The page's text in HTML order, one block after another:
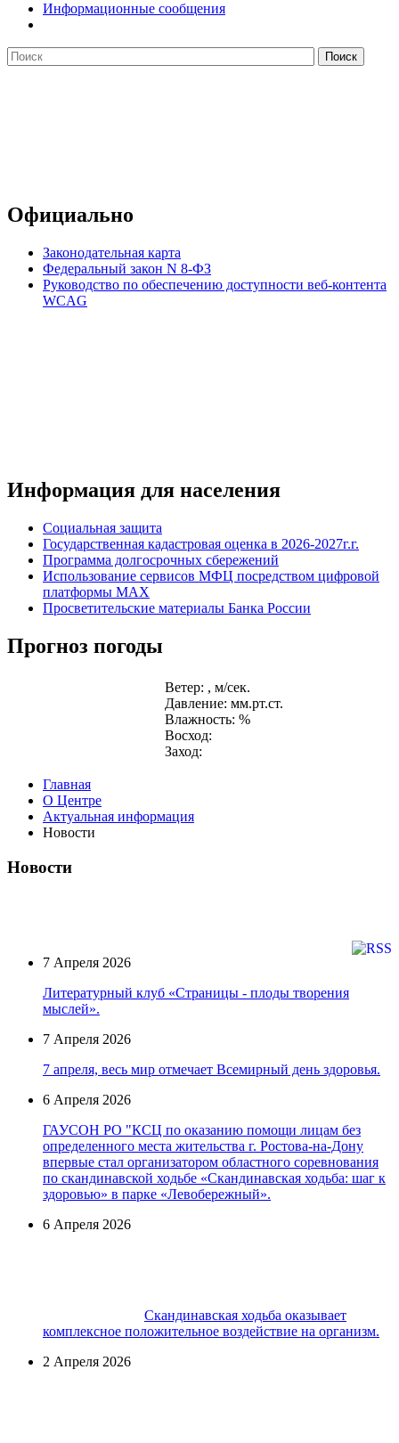
Информационные сообщения
Официально
Законодательная карта
Федеральный закон N 8-ФЗ
Руководство по обеспечению доступности веб-контента
WCAG
Информация для населения
Социальная защита
Государственная кадастровая оценка в 2026-2027г.г.
Программа долгосрочных сбережений
Использование сервисов МФЦ посредством цифровой
платформы MAX
Просветительские материалы Банка России
Прогноз погоды
Ветер: , м/сек.
Давление: мм.рт.ст.
Влажность: %
Восход:
Заход:
Главная
О Центре
Актуальная информация
Новости
Новости
7 Апреля 2026
Литературный клуб «Страницы - плоды творения
мыслей».
7 Апреля 2026
7 апреля, весь мир отмечает Всемирный день здоровья.
6 Апреля 2026
ГАУСОН РО "КСЦ по оказанию помощи лицам без
определенного места жительства г. Ростова-на-Дону
впервые стал организатором областного соревнования
по скандинавской ходьбе «Скандинавская ходьба: шаг к
здоровью» в парке «Левобережный».
6 Апреля 2026
Скандинавская ходьба оказывает
комплексное положительное воздействие на организм.
2 Апреля 2026